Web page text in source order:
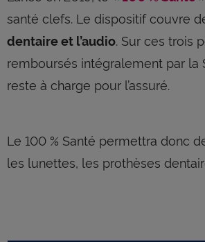
santé clefs. Le dispositif couvre
dentaire et l’audio. Sur ces trois
remboursés intégralement par
reste à charge pour l’assuré.
Le 100 % Santé permettra donc
les lunettes, les prothèses